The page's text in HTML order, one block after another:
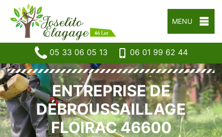
MENU
05 33 06 05 13 06 01 99 62 44
ENTREPRISE DE
DÉBROUSSAILLAGE
FLOIRAC 46600